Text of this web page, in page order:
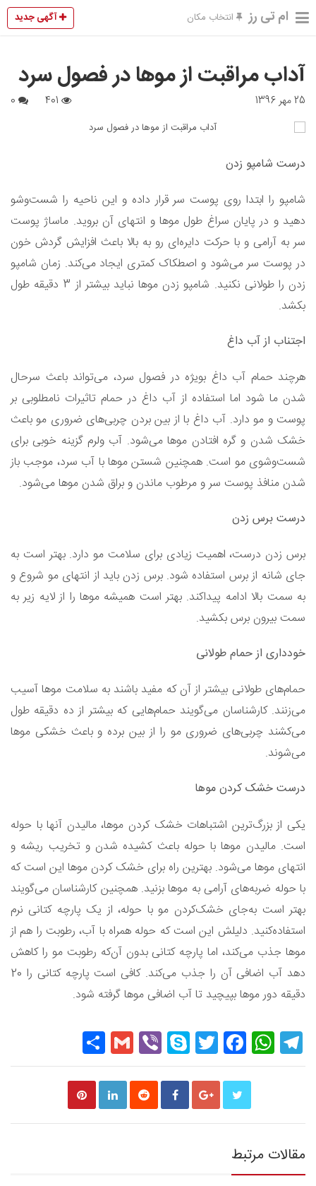
ام تی رز انتخاب مکان آگهی جدید
آداب مراقبت از موها در فصول سرد
25 مهر 1396
درست شامپو زدن
شامپو را ابتدا روی پوست سر قرار داده و این ناحیه را شست‌و‌شو
دهید و در پایان سراغ طول موها و انتهای آن بروید. ماساژ پوست
سر به آرامی و با حرکت دایره‌ای رو به بالا باعث افزایش گردش خون
در پوست سر می‌شود و اصطکاک کمتری ایجاد می‌کند. زمان شامپو
زدن را طولانی نکنید. شامپو زدن موها نباید بیشتر از 3 دقیقه طول
بکشد.
اجتناب از آب داغ
هرچند حمام آب داغ بویژه در فصول سرد، می‌تواند باعث سرحال
شدن ما شود اما استفاده از آب داغ در حمام تاثیرات نامطلوبی بر
پوست و مو دارد. آب داغ با از بین بردن چربی‌های ضروری مو باعث
خشک شدن و گره افتادن موها می‌شود. آب ولرم گزینه خوبی برای
شست‌و‌شوی مو است. همچنین شستن موها با آب سرد، موجب باز
شدن منافذ پوست سر و مرطوب ماندن و براق شدن موها می‌شود.
درست برس زدن
برس زدن درست، اهمیت زیادی برای سلامت مو دارد. بهتر است به
جای شانه از برس استفاده شود. برس زدن باید از انتهای مو شروع و
به سمت بالا ادامه پیداکند. بهتر است همیشه موها را از لایه زیر به
سمت بیرون برس بکشید.
خودداری از حمام طولانی
حمام‌های طولانی بیشتر از آن که مفید باشند به سلامت موها آسیب
می‌زنند. کارشناسان می‌گویند حمام‌هایی که بیشتر از ده دقیقه طول
می‌کشند چربی‌های ضروری مو را از بین برده و باعث خشکی موها
می‌شوند.
درست خشک کردن موها
یکی از بزرگ‌ترین اشتباهات خشک کردن موها، مالیدن آنها با حوله
است. مالیدن موها با حوله باعث کشیده شدن و تخریب ریشه و
انتهای موها می‌شود. بهترین راه برای خشک کردن موها این است که
با حوله ضربه‌های آرامی به موها بزنید. همچنین کارشناسان می‌گویند
بهتر است به‌جای خشک‌کردن مو با حوله، از یک پارچه کتانی نرم
استفاده‌کنید. دلیلش این است که حوله همراه با آب، رطوبت را هم از
موها جذب می‌کند، اما پارچه کتانی بدون آن‌که رطوبت مو را کاهش
دهد آب اضافی آن را جذب می‌کند. کافی است پارچه کتانی را 20
دقیقه دور موها بپیچید تا آب اضافی موها گرفته شود.
Telegram
WhatsApp
Facebook
Twitter
Skype
Viber
Gmail
مقالات مرتبط